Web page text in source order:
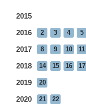
2015
2016 2 3 4 5
2017 8 9 10 11
2018 14 15 16 17
2019 20
2020 21 22